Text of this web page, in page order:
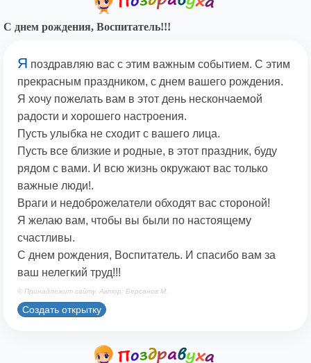
С днем рождения, Воспитатель!!!
Я поздравляю вас с этим важным событием. С этим
прекрасным праздником, с днем вашего рождения.
Я хочу пожелать вам в этот день нескончаемой
радости и хорошего настроения.
Пусть улыбка не сходит с вашего лица.
Пусть все близкие и родные, в этот праздник, буду
рядом с вами. И всю жизнь окружают вас только
важные люди!.
Враги и недоброжелатели обходят вас стороной!
Я желаю вам, чтобы вы были по настоящему
счастливы.
С днем рождения, Воспитатель. И спасибо вам за
ваш нелегкий труд!!!
© Принадлежит сайту. Автор: Берсанов М.
Создать открытку